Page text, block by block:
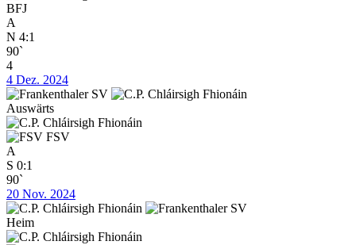
BFJ
A
N 4:1
90`
4
4 Dez. 2024
Auswärts
FSV
A
S 0:1
90`
20 Nov. 2024
Heim